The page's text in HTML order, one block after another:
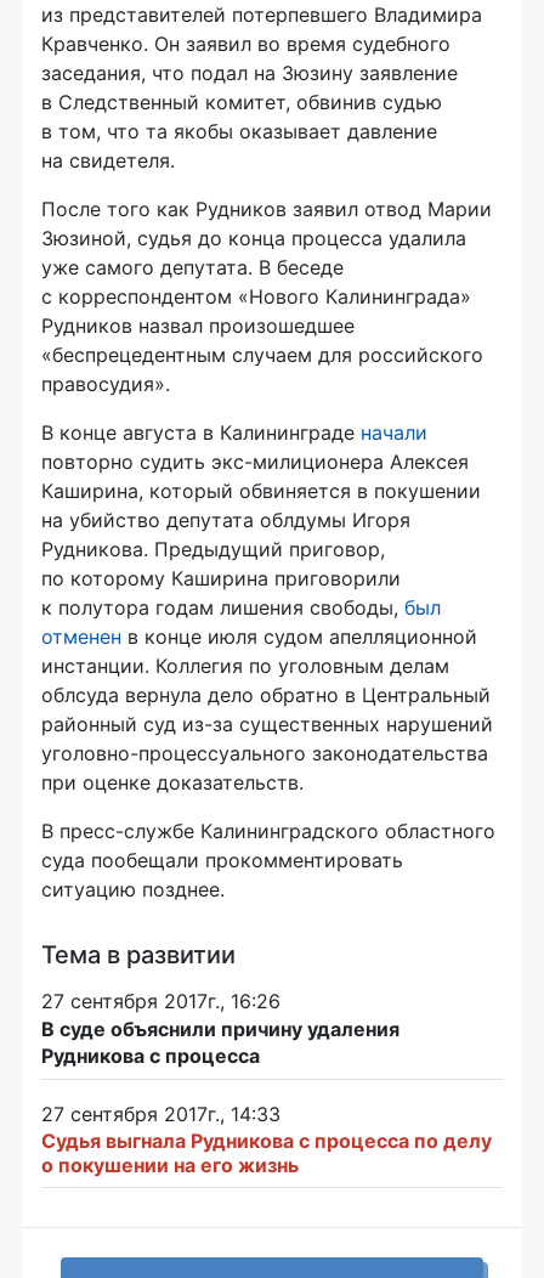
из представителей потерпевшего Владимира
Кравченко. Он заявил во время судебного
заседания, что подал на Зюзину заявление
в Следственный комитет, обвинив судью
в том, что та якобы оказывает давление
на свидетеля.
После того как Рудников заявил отвод Марии
Зюзиной, судья до конца процесса удалила
уже самого депутата. В беседе
с корреспондентом «Нового Калининграда»
Рудников назвал произошедшее
«беспрецедентным случаем для российского
правосудия».
В конце августа в Калининграде начали
повторно судить экс-милиционера Алексея
Каширина, который обвиняется в покушении
на убийство депутата облдумы Игоря
Рудникова. Предыдущий приговор,
по которому Каширина приговорили
к полутора годам лишения свободы, был
отменен в конце июля судом апелляционной
инстанции. Коллегия по уголовным делам
облсуда вернула дело обратно в Центральный
районный суд из-за существенных нарушений
уголовно-процессуального законодательства
при оценке доказательств.
В пресс-службе Калининградского областного
суда пообещали прокомментировать
ситуацию позднее.
Тема в развитии
27 сентября 2017г., 16:26
В суде объяснили причину удаления
Рудникова с процесса
27 сентября 2017г., 14:33
Судья выгнала Рудникова с процесса по делу
о покушении на его жизнь